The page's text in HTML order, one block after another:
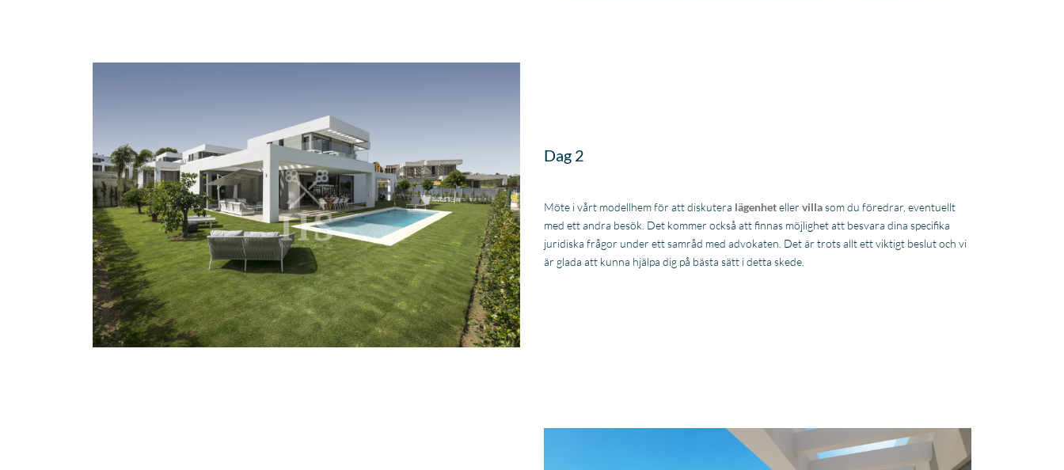
Dag 2
Möte i vårt modellhem för att diskutera lägenheteller villasom du föredrar, eventuellt
med ett andra besök. Det kommer också att finnas möjlighet att besvara dina specifika
juridiska frågor under ett samråd med advokaten. Det är trots allt ett viktigt beslut och vi
är glada att kunna hjälpa dig på bästa sätt i detta skede.